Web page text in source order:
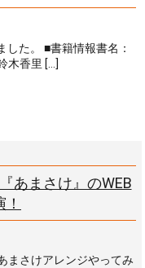
た。 ■書籍情報書名：
木香里 […]
あまさけ』のWEB
まさけアレンジやってみ